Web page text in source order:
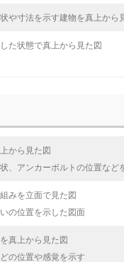
や寸法を示す建物を真上から
た状態で真上から見た図
から見た図
、アンカーボルトの位置など
みを立面で見た図
の位置を示した図面
真上から見た図
の位置や感覚を示す